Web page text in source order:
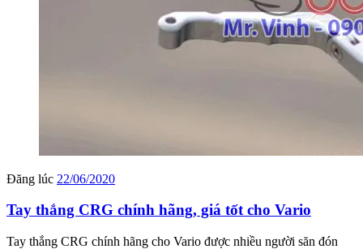
Đăng lúc 22/06/2020
Tay thắng CRG chính hãng, giá tốt cho Vario
Tay thắng CRG chính hãng cho Vario được nhiều người săn đón